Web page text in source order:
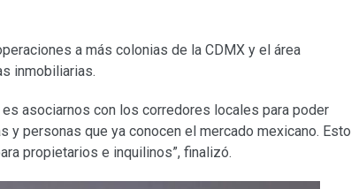
a más colonias de la CDMX y el área
inmobiliarias.
asociarnos con los corredores locales para poder
y personas que ya conocen el mercado mexicano. Esto
propietarios e inquilinos”, finalizó.